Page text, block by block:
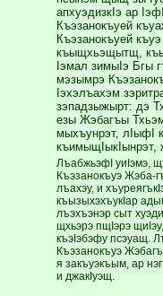
апхуэдизкIэ ар
Къэзанокъуей
Къэзанокъуей
къыщхьэщытщ,
Iэмал зимыIэ Бгы
мэзымрэ
Iэхэлъахэм
зэпадзыжырт: дэ
езы Жэбагъы
мыхъунрэт, лIыфI
къимыщIыкIынрэт,
ЛъабжьэфI уиIэмэ,
Къэзанокъуэ Жэба-
лъахэу, и
къызыхэхъукIар
лъэхъэнэр сыт
щхьэрэ пщIэрэ
къэIэбэфу псэуащ.
Къэзанокъуэ
я закъуэкъым, ар
и джакIуэщ.